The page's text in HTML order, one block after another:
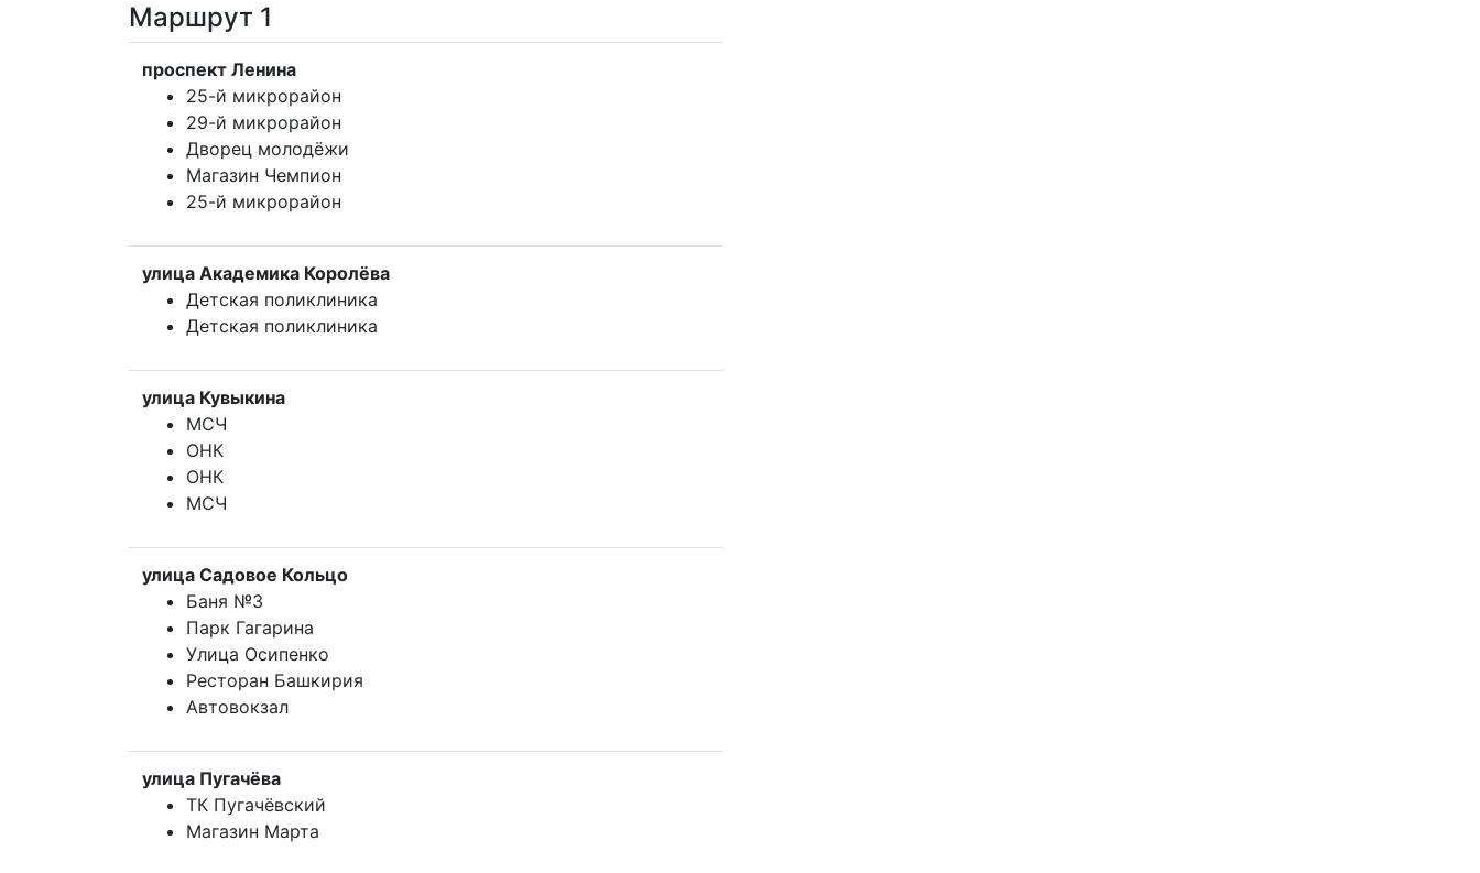
Маршрут 1
проспект Ленина
25-й микрорайон
29-й микрорайон
Дворец молодёжи
Магазин Чемпион
25-й микрорайон
улица Академика Королёва
Детская поликлиника
Детская поликлиника
улица Кувыкина
МСЧ
ОНК
ОНК
МСЧ
улица Садовое Кольцо
Баня №3
Парк Гагарина
Улица Осипенко
Ресторан Башкирия
Автовокзал
улица Пугачёва
ТК Пугачёвский
Магазин Марта